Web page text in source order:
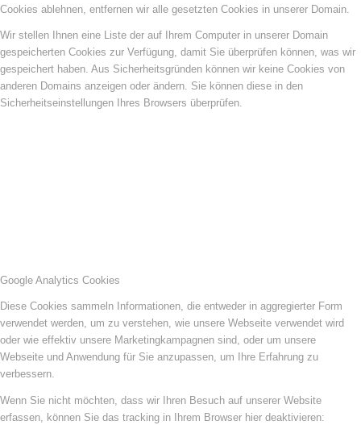
Cookies ablehnen, entfernen wir alle gesetzten Cookies in unserer Domain.
Wir stellen Ihnen eine Liste der auf Ihrem Computer in unserer Domain
gespeicherten Cookies zur Verfügung, damit Sie überprüfen können, was wir
gespeichert haben. Aus Sicherheitsgründen können wir keine Cookies von
anderen Domains anzeigen oder ändern. Sie können diese in den
Sicherheitseinstellungen Ihres Browsers überprüfen.
Google Analytics Cookies
Diese Cookies sammeln Informationen, die entweder in aggregierter Form
verwendet werden, um zu verstehen, wie unsere Webseite verwendet wird
oder wie effektiv unsere Marketingkampagnen sind, oder um unsere
Webseite und Anwendung für Sie anzupassen, um Ihre Erfahrung zu
verbessern.
Wenn Sie nicht möchten, dass wir Ihren Besuch auf unserer Website
erfassen, können Sie das tracking in Ihrem Browser hier deaktivieren: